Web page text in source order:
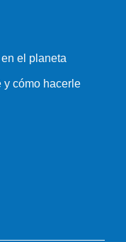
el planeta
y cómo hacerle